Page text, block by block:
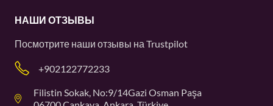
НАШИ ОТЗЫВЫ
Посмотрите наши отзывы на Trustpilot
+902122772233
Filistin Sokak, No:9/14Gazi Osman Paşa